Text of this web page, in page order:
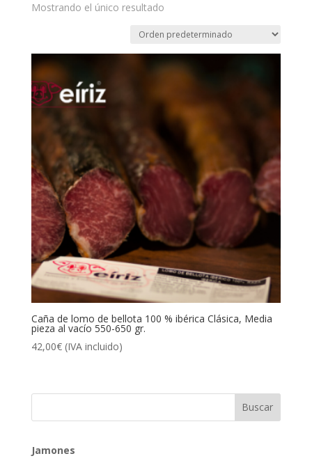
Mostrando el único resultado
Caña de lomo de bellota 100 % ibérica Clásica, Media
pieza al vacío 550-650 gr.
42,00€ (IVA incluido)
Jamones